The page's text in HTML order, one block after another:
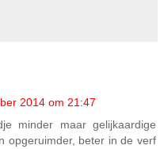
2014 om 21:47
minder maar gelijkaardige
opgeruimder, beter in de verf